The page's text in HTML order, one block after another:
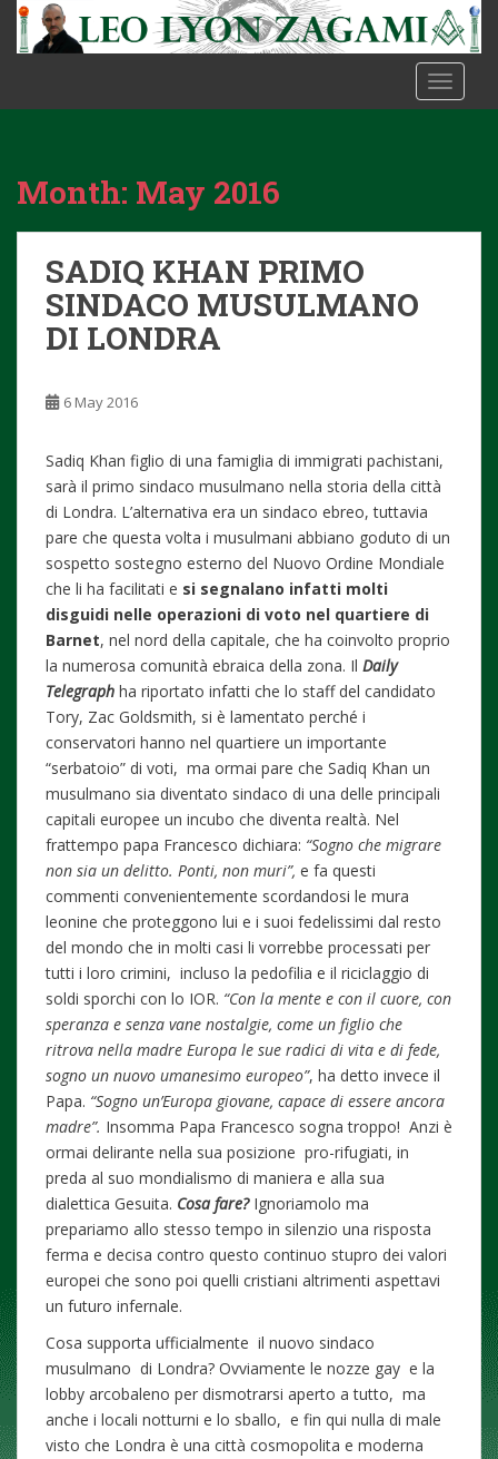
t
Month: May 2016
SADIQ KHAN PRIMO
SINDACO MUSULMANO
DI LONDRA
6 May 2016
Sadiq Khan figlio di una famiglia di immigrati pachistani,
sarà il primo sindaco musulmano nella storia della città
di Londra. L’alternativa era un sindaco ebreo, tuttavia
pare che questa volta i musulmani abbiano goduto di un
sospetto sostegno esterno del Nuovo Ordine Mondiale
che li ha facilitati e si segnalano infatti molti
disguidi nelle operazioni di voto nel quartiere di
Barnet, nel nord della capitale, che ha coinvolto proprio
la numerosa comunità ebraica della zona. Il Daily
Telegraph ha riportato infatti che lo staff del candidato
Tory, Zac Goldsmith, si è lamentato perché i
conservatori hanno nel quartiere un importante
“serbatoio” di voti, ma ormai pare che Sadiq Khan un
musulmano sia diventato sindaco di una delle principali
capitali europee un incubo che diventa realtà. Nel
frattempo papa Francesco dichiara: “Sogno che migrare
non sia un delitto. Ponti, non muri”, e fa questi
commenti convenientemente scordandosi le mura
leonine che proteggono lui e i suoi fedelissimi dal resto
del mondo che in molti casi li vorrebbe processati per
tutti i loro crimini, incluso la pedofilia e il riciclaggio di
soldi sporchi con lo IOR. “Con la mente e con il cuore, con
speranza e senza vane nostalgie, come un figlio che
ritrova nella madre Europa le sue radici di vita e di fede,
sogno un nuovo umanesimo europeo”, ha detto invece il
Papa. “Sogno un’Europa giovane, capace di essere ancora
madre”. Insomma Papa Francesco sogna troppo! Anzi è
ormai delirante nella sua posizione pro-rifugiati, in
preda al suo mondialismo di maniera e alla sua
dialettica Gesuita. Cosa fare?Ignoriamolo ma
prepariamo allo stesso tempo in silenzio una risposta
ferma e decisa contro questo continuo stupro dei valori
europei che sono poi quelli cristiani altrimenti aspettavi
un futuro infernale.
Cosa supporta ufficialmente il nuovo sindaco
musulmano di Londra? Ovviamente le nozze gay e la
lobby arcobaleno per dismotrarsi aperto a tutto, ma
anche i locali notturni e lo sballo, e fin qui nulla di male
visto che Londra è una città cosmopolita e moderna